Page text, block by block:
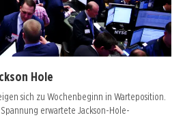
Hole
sich zu Wochenbeginn in Warteposition.
erwartete Jackson-Hole-